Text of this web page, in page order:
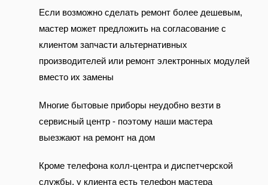
Если возможно сделать ремонт более дешевым,
мастер может предложить на согласование с
клиентом запчасти альтернативных
производителей или ремонт электронных модулей
вместо их замены
Многие бытовые приборы неудобно везти в
сервисный центр - поэтому наши мастера
выезжают на ремонт на дом
Кроме телефона колл-центра и диспетчерской
службы, у клиента есть телефон мастера